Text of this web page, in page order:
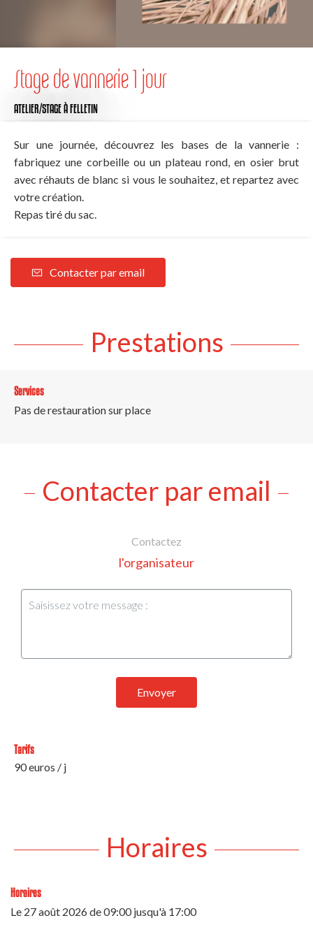
Stage de vannerie 1 jour
ATELIER/STAGEÀ FELLETIN
Sur une journée, découvrez les bases de la vannerie :
fabriquez une corbeille ou un plateau rond, en osier brut
avec réhauts de blanc si vous le souhaitez, et repartez avec
votre création.
Repas tiré du sac.
Contacter par email
Prestations
Services
Pas de restauration sur place
Contacter par email
Contactez
l'organisateur
Envoyer
Tarifs
90 euros / j
Horaires
Horaires
Le 27 août 2026de 09:00 jusqu'à 17:00